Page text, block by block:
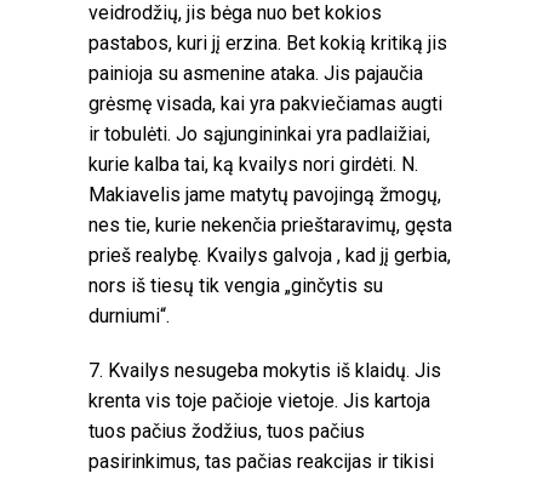
veidrodžių, jis bėga nuo bet kokios
pastabos, kuri jį erzina. Bet kokią kritiką jis
painioja su asmenine ataka. Jis pajaučia
grėsmę visada, kai yra pakviečiamas augti
ir tobulėti. Jo sąjungininkai yra padlaižiai,
kurie kalba tai, ką kvailys nori girdėti. N.
Makiavelis jame matytų pavojingą žmogų,
nes tie, kurie nekenčia prieštaravimų, gęsta
prieš realybę. Kvailys galvoja , kad jį gerbia,
nors iš tiesų tik vengia „ginčytis su
durniumi“.
7. Kvailys nesugeba mokytis iš klaidų. Jis
krenta vis toje pačioje vietoje. Jis kartoja
tuos pačius žodžius, tuos pačius
pasirinkimus, tas pačias reakcijas ir tikisi